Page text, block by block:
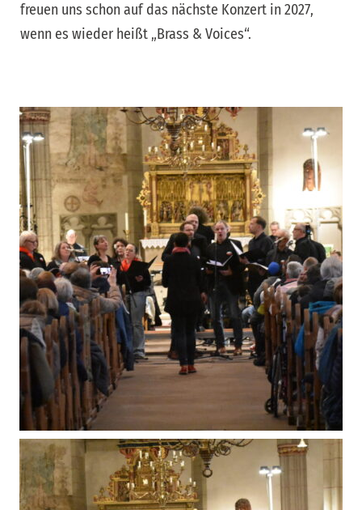
freuen uns schon auf das nächste Konzert in 2027,
wenn es wieder heißt „Brass & Voices“.